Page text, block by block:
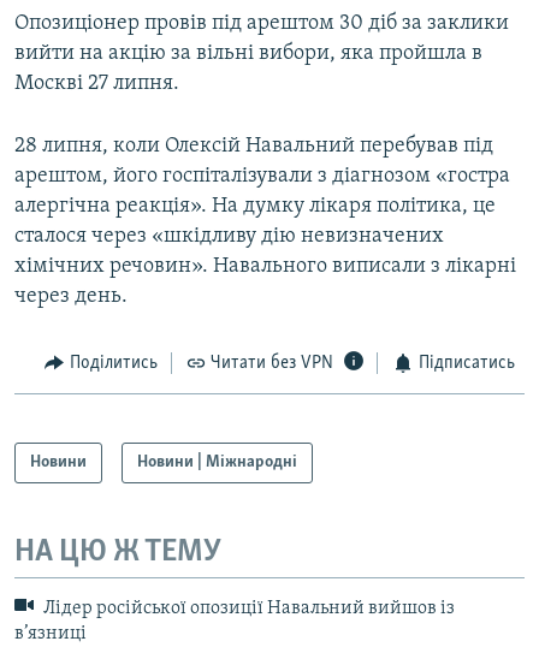
Опозиціонер провів під арештом 30 діб за заклики
вийти на акцію за вільні вибори, яка пройшла в
Москві 27 липня.
28 липня, коли Олексій Навальний перебував під
арештом, його госпіталізували з діагнозом «гостра
алергічна реакція». На думку лікаря політика, це
сталося через «шкідливу дію невизначених
хімічних речовин». Навального виписали з лікарні
через день.
Поділитись Читати без VPN Підписатись
Новини Новини | Міжнародні
НА ЦЮ Ж ТЕМУ
Лідер російської опозиції Навальний вийшов із
в’язниці